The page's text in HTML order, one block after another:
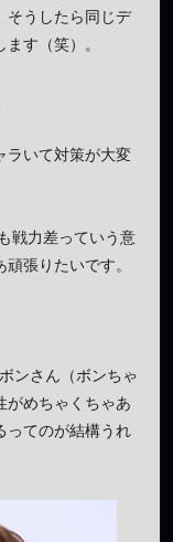
そうしたら同じデ
す（笑）。
ラいて対策が大変
戦力差っていう意
張りたいです。
ンさん（ボンちゃ
がめちゃくちゃあ
ってのが結構うれ